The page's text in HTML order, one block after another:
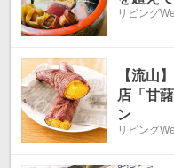
リビング
【流山
店「甘
ン
リビング